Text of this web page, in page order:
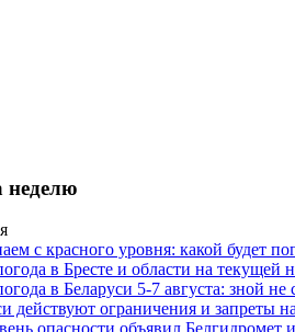
неделю
с красного уровня: какой будет
в Бресте и области на текущей
в Беларуси 5-7 августа: зной не
действуют ограничения и запреты